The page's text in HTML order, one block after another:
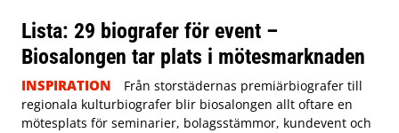
Lista: 29 biografer för event –
Biosalongen tar plats i mötesmarknaden
INSPIRATION
Från storstädernas premiärbiografer till
regionala kulturbiografer blir biosalongen allt oftare en
mötesplats för seminarier, bolagsstämmor, kundevent och